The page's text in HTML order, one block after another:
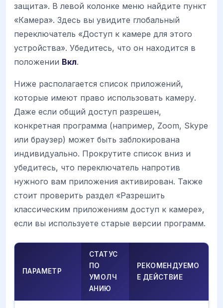
защита». В левой колонке меню найдите пункт
«Камера». Здесь вы увидите глобальный
переключатель «Доступ к камере для этого
устройства». Убедитесь, что он находится в
положении Вкл.
Ниже располагается список приложений,
которые имеют право использовать камеру.
Даже если общий доступ разрешен,
конкретная программа (например, Zoom, Skype
или браузер) может быть заблокирована
индивидуально. Прокрутите список вниз и
убедитесь, что переключатель напротив
нужного вам приложения активирован. Также
стоит проверить раздел «Разрешить
классическим приложениям доступ к камере»,
если вы используете старые версии программ.
ПАРАМЕТР
СТАТУС
ПО
УМОЛЧ
АНИЮ
РЕКОМЕНДУЕМО
Е ДЕЙСТВИЕ